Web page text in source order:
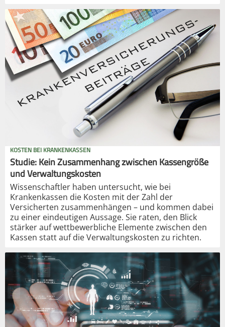
KOSTEN BEI KRANKENKASSEN
Studie: Kein Zusammenhang zwischen Kassengröße
und Verwaltungskosten
Wissenschaftler haben untersucht, wie bei
Krankenkassen die Kosten mit der Zahl der
Versicherten zusammenhängen – und kommen dabei
zu einer eindeutigen Aussage. Sie raten, den Blick
stärker auf wettbewerbliche Elemente zwischen den
Kassen statt auf die Verwaltungskosten zu richten.